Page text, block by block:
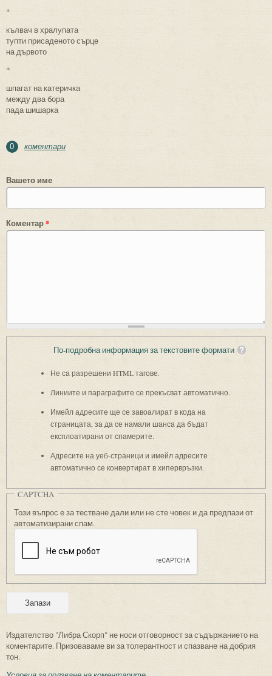
*
кълвач в хралупата
тупти присаденото сърце
на дървото
*
шпагат на катеричка
между два бора
пада шишарка
0 коментари
Вашето име
Коментар*
По-подробна информация за текстовите формати
Не са разрешени HTML тагове.
Линиите и параграфите се прекъсват автоматично.
Имейл адресите ще се завоалират в кода на
страницата, за да се намали шанса да бъдат
експлоатирани от спамерите.
Адресите на уеб-страници и имейл адресите
автоматично се конвертират в хипервръзки.
CAPTCHA
Този въпрос е за тестване дали или не сте човек и да предпази от
автоматизирани спам.
Издателство "Либра Скорп" не носи отговорност за съдържанието на
коментарите. Призоваваме ви за толерантност и спазване на добрия
тон.